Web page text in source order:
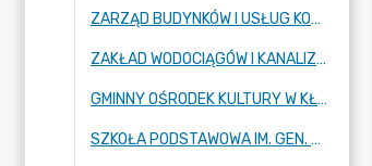
ZARZĄD BUDYNKÓW I USŁUG KOMUNALNYCH W KŁODAWIE
ZAKŁAD WODOCIĄGÓW I KANALIZACJI W KŁODAWIE
GMINNY OŚRODEK KULTURY W KŁODAWIE
SZKOŁA PODSTAWOWA IM. GEN. T.KUTRZEBY W BIERZWIENNEJ DŁUGIEJ